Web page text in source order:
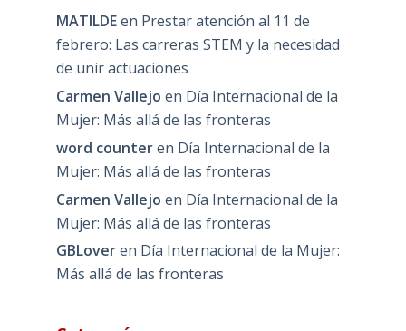
MATILDEen Prestar atención al 11 de
febrero: Las carreras STEM y la necesidad
de unir actuaciones
Carmen Vallejo en Día Internacional de la
Mujer: Más allá de las fronteras
word counteren Día Internacional de la
Mujer: Más allá de las fronteras
Carmen Vallejo en Día Internacional de la
Mujer: Más allá de las fronteras
GBLoveren Día Internacional de la Mujer:
Más allá de las fronteras